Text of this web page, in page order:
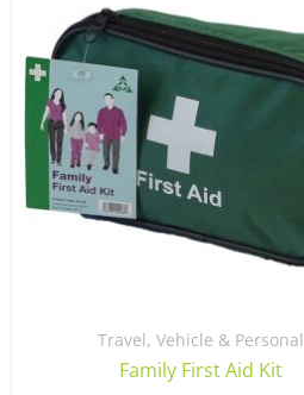
Travel, Vehicle & Personal
Family First Aid Kit